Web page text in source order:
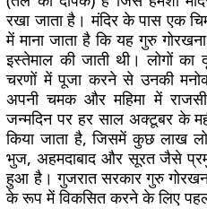
रखा जाता है। मंदिर के पास एक
में माना जाता है कि यह गुरु
इस्तेमाल की जाती थी। लोगों
चरणों में पूजा करने से उनकी
अपनी चमक और महिमा में
जन्मदिन पर हर साल अक्टूबर के
किया जाता है, जिसमें कुछ लाख
भुज, अहमदाबाद और सूरत जैसे
हुआ है। गुजरात सरकार गुरु
के रूप में विकसित करने के लिए